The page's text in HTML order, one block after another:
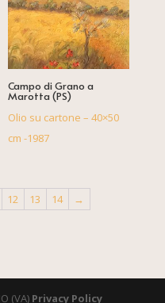
Campo di Grano a
Marotta (PS)
Olio su cartone – 40×50
cm -1987
12 13 14 →
(VA) Privacy Policy